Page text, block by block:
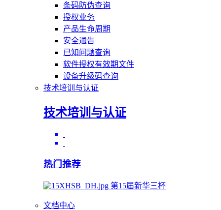
条码防伪查询
授权业务
产品生命周期
安全通告
已知问题查询
软件授权有效期文件
设备升级码查询
技术培训与认证
技术培训与认证
热门推荐
第15届新华三杯
文档中心